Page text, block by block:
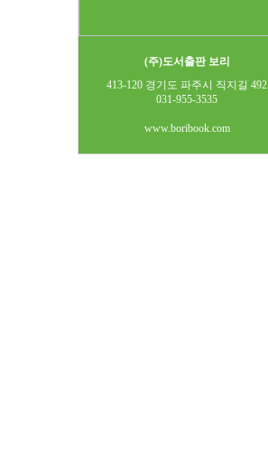
(주)도서출판 보리
413-120 경기도 파주시 직지길 492
031-955-3535
www.boribook.com